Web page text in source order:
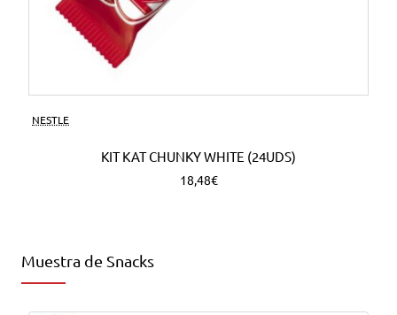
NESTLE
KIT KAT CHUNKY WHITE (24UDS)
18,48€
Muestra de Snacks